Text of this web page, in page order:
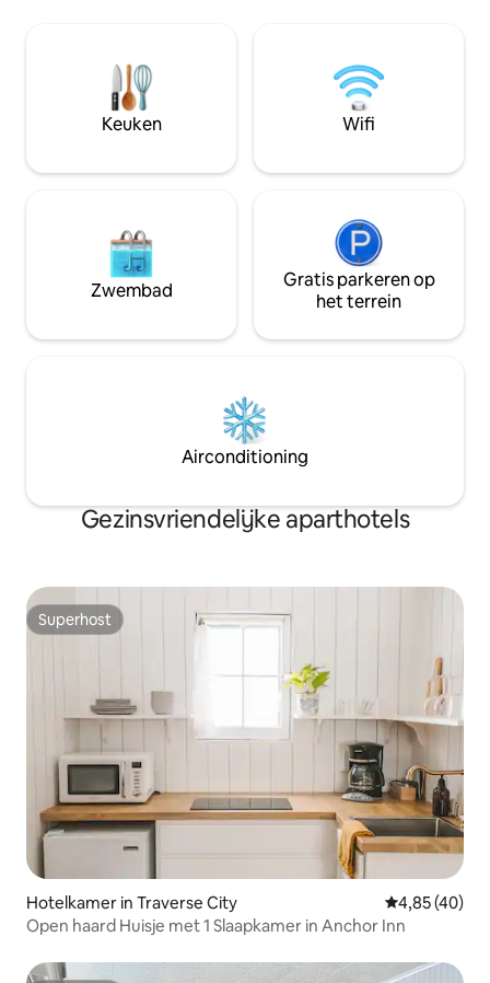
Anchor Inn en voel je vrij om onze
sauna, kajaks, vuurplaatsen,
strandstoelen, brandhout,
houtskoolgrills, speeltuin, cornhole,
gebruiken!
en voel je vrij om
vuurplaatsen,
houtskoolgrills,
bikeverhuur en
Keuken Wifi
Zwembad
Gratis parkeren op
het terrein
Airconditioning
Gezinsvriendelijke aparthotels
Superhost
Superhost
Hotelkamer in Traverse City Gemiddelde
4,85 (40)
Open haard Huisje met 1 Slaapkamer in Anchor Inn